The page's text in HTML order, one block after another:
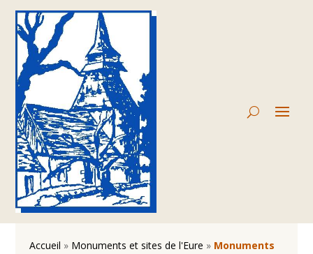
Accueil » Monuments et sites de l'Eure » Monuments